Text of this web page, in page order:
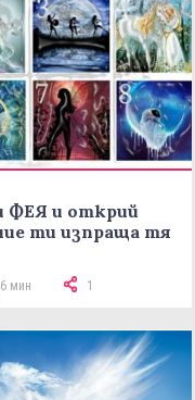
ФЕЯ и открий
ти изпраща тя
6 мин 1